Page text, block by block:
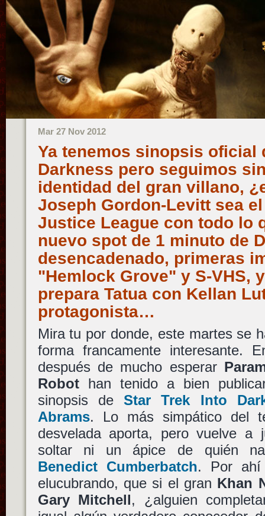
Mar 27 Nov 2012
Ya tenemos sinopsis oficial
Darkness pero seguimos
identidad del gran villano,
Joseph Gordon-Levitt sea
Justice League con todo lo
nuevo spot de 1 minuto de
desencadenado, primeras
"Hemlock Grove" y S-VHS,
prepara Tatua con Kellan
protagonista…
Mira tu por donde, este martes se
forma francamente interesante.
después de mucho esperar
Robothan tenido a bien
sinopsis deStar Trek Into
Abrams. Lo más simpático del
desvelada aporta, pero vuelve a
soltar ni un ápice de quién
Benedict Cumberbatch. Por ahí
elucubrando, que si el gran Khan
Gary Mitchell, ¿alguien